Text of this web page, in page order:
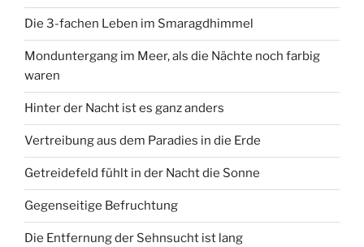
Die 3-fachen Leben im Smaragdhimmel
Monduntergang im Meer, als die Nächte noch farbig
waren
Hinter der Nacht ist es ganz anders
Vertreibung aus dem Paradies in die Erde
Getreidefeld fühlt in der Nacht die Sonne
Gegenseitige Befruchtung
Die Entfernung der Sehnsucht ist lang